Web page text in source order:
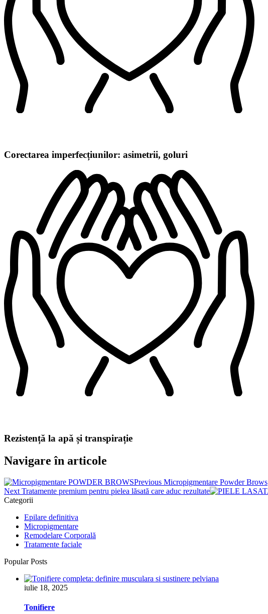
Corectarea imperfecțiunilor: asimetrii, goluri
Rezistență la apă și transpirație
Navigare în articole
Previous Micropigmentare Powder Brows
Next Tratamente premium pentru pielea lăsată care aduc rezultate
Categorii
Epilare definitiva
Micropigmentare
Remodelare Corporală
Tratamente faciale
Popular Posts
iulie 18, 2025
Tonifiere